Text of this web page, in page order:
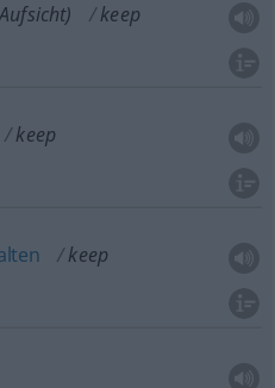
keep
keep
keep